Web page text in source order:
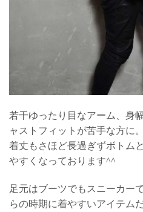
若干ゆったり目なアーム、身
ャストフィットが苦手な方に。
着丈もさほど長過ぎずボトム
やすくなっております^^
足元はブーツでもスニーカー
らの時期に着やすいアイテム